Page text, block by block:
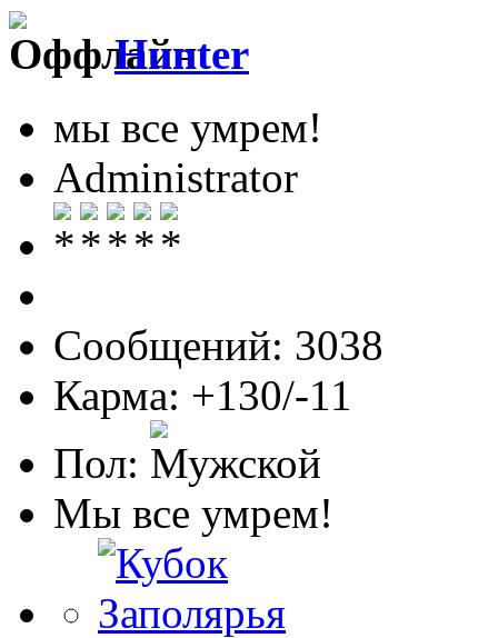
Hunter
мы все умрем!
Administrator
Сообщений: 3038
Карма: +130/-11
Пол:
Мы все умрем!